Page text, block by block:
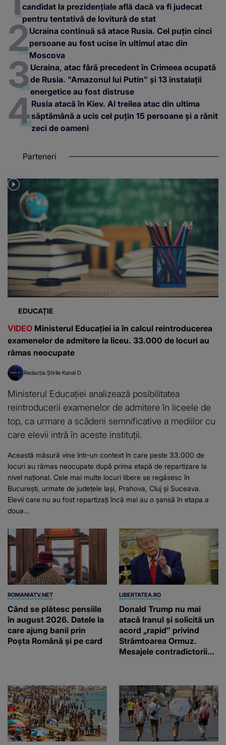
candidat la prezidențiale află dacă va fi judecat
pentru tentativă de lovitură de stat
Ucraina continuă să atace Rusia. Cel puțin cinci
persoane au fost ucise în ultimul atac din
Moscova
Ucraina, atac fără precedent în Crimeea ocupată
de Rusia. "Amazonul lui Putin" și 13 instalații
energetice au fost distruse
Rusia atacă în Kiev. Al treilea atac din ultima
săptămână a ucis cel puțin 15 persoane și a rănit
zeci de oameni
Parteneri
EDUCAȚIE
VIDEO Ministerul Educației ia în calcul reintroducerea
examenelor de admitere la liceu. 33.000 de locuri au
rămas neocupate
Redacția Știrile Kanal D
Ministerul Educației analizează posibilitatea
reintroducerii examenelor de admitere în liceele de
top, ca urmare a scăderii semnificative a mediilor cu
care elevii intră în aceste instituții.
Această măsură vine într-un context în care peste 33.000 de
locuri au rămas neocupate după prima etapă de repartizare la
nivel național. Cele mai multe locuri libere se regăsesc în
București, urmate de județele Iași, Prahova, Cluj și Suceava.
Elevii care nu au fost repartizați încă mai au o șansă în etapa a
doua...
ROMANIATV.NET
Când se plătesc pensiile
în august 2026. Datele la
care ajung banii prin
Poșta Română și pe card
LIBERTATEA.RO
Donald Trump nu mai
atacă Iranul și solicită un
acord „rapid” privind
Strâmtoarea Ormuz.
Mesajele contradictorii